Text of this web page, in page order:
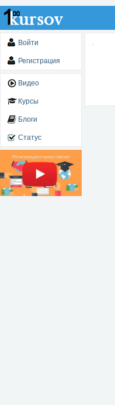
Войти
Регистрация
Видео
Курсы
Блоги
Статус